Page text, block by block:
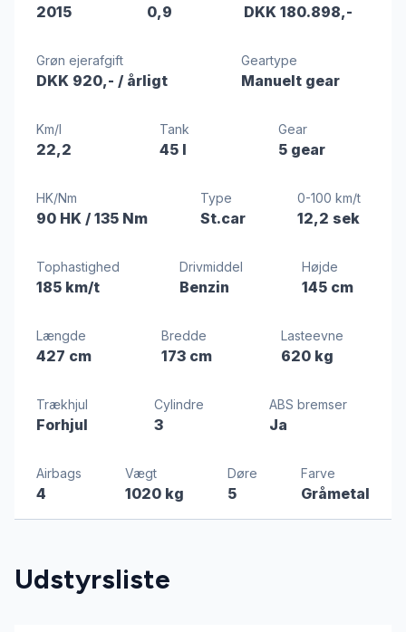
2015 0,9 DKK 180.898,-
Grøn ejerafgift
DKK 920,- / årligt
Geartype
Manuelt gear
Km/l
22,2
Tank
45 l
Gear
5 gear
HK/Nm
90 HK / 135 Nm
Type
St.car
0-100 km/t
12,2 sek
Tophastighed
185 km/t
Drivmiddel
Benzin
Højde
145 cm
Længde
427 cm
Bredde
173 cm
Lasteevne
620 kg
Trækhjul
Forhjul
Cylindre
3
ABS bremser
Ja
Airbags
4
Vægt
1020 kg
Døre
5
Farve
Gråmetal
Udstyrsliste